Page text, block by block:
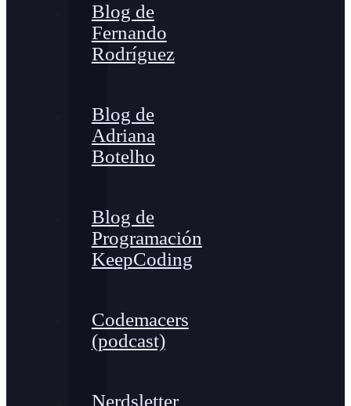
Blog de
Fernando
Rodríguez
Blog de
Adriana
Botelho
Blog de
Programación
KeepCoding
Codemacers
(podcast)
Nerdsletter